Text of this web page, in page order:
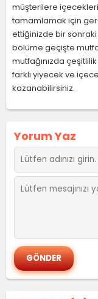
müşterilere
tamamlamak için
ettiğinizde bir
bölüme geçişte
mutfağınızda
farklı yiyecek ve
kazanabilirsiniz.
Yorum Yaz